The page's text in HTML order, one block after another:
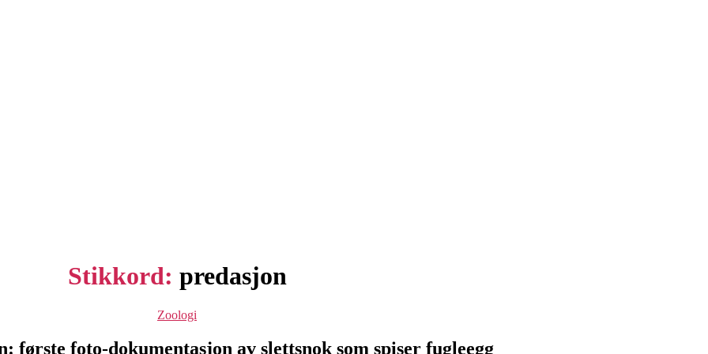
Stikkord: predasjon
Kategorier
Zoologi
første foto-dokumentasjon av slettsnok som spiser fugleegg